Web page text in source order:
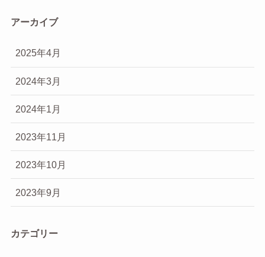
アーカイブ
2025年4月
2024年3月
2024年1月
2023年11月
2023年10月
2023年9月
カテゴリー